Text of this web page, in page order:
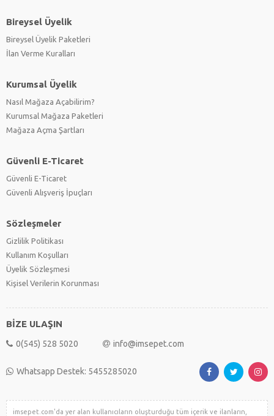
Bireysel Üyelik
Bireysel Üyelik Paketleri
İlan Verme Kuralları
Kurumsal Üyelik
Nasıl Mağaza Açabilirim?
Kurumsal Mağaza Paketleri
Mağaza Açma Şartları
Güvenli E-Ticaret
Güvenli E-Ticaret
Güvenli Alışveriş İpuçları
Sözleşmeler
Gizlilik Politikası
Kullanım Koşulları
Üyelik Sözleşmesi
Kişisel Verilerin Korunması
BİZE ULAŞIN
0(545) 528 5020 info@imsepet.com
Whatsapp Destek: 5455285020
imsepet.com'da yer alan kullanıcıların oluşturduğu tüm içerik ve ilanların,